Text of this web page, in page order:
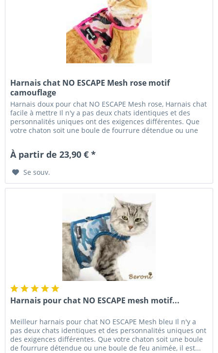
Harnais chat NO ESCAPE Mesh rose motif
camouflage
Harnais doux pour chat NO ESCAPE Mesh rose, Harnais chat
facile à mettre Il n'y a pas deux chats identiques et des
personnalités uniques ont des exigences différentes. Que
votre chaton soit une boule de fourrure détendue ou une
À partir de 23,90 € *
Se souv.
Harnais pour chat NO ESCAPE mesh motif...
Meilleur harnais pour chat NO ESCAPE Mesh bleu Il n'y a
pas deux chats identiques et des personnalités uniques ont
des exigences différentes. Que votre chaton soit une boule
de fourrure détendue ou une boule de feu animée, il est...